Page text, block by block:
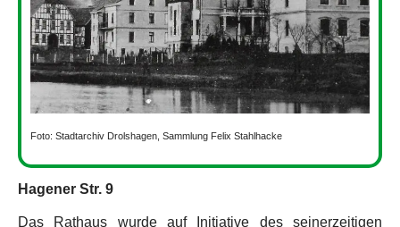
Foto: Stadtarchiv Drolshagen, Sammlung Felix Stahlhacke
Hagener Str. 9
Das Rathaus wurde auf Initiative des seinerzeitigen